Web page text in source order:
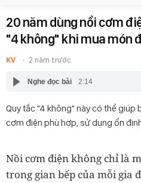
20 năm dùng nồi cơm
"4 không" khi mua món
KV 2 năm trước
Nghe đọc bài 2:14
Quy tắc "4 không" này có thể
cơm điện phù hợp, sử dụng ổn
Nồi cơm điện không chỉ là
trong gian bếp của mỗi gia